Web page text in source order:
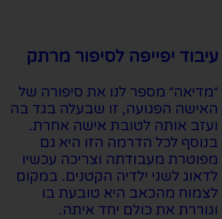
עיבוד יפייפה לסיפור מרתק
״מדיאה״ מספר לנו את סיפורה של
האישה הפגועה, זו שבעלה בגד בה
ועזב אותה לטובת אישה אחרת.
בנוסף לכל הדרמה הזו היא גם
מפוטרת מעבודתה וצריכה עכשיו
לדאוג לשני ילדיה הקטנים. במקום
לצמוח מהכאב היא טובעת בו
וגוררת את כולם יחד איתה.